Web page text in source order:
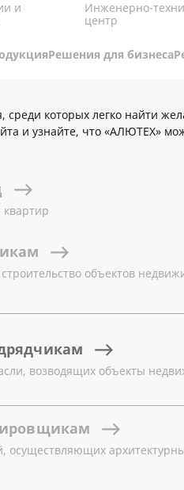
и Инженерно-
центр
которых легко найти
и узнайте, что «АЛЮТЕХ»
объектов
возводящих объекты
осуществляющих
Решения для бизнеса
НОВОСТИ